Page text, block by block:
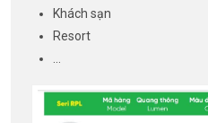
Khách sạn
Resort
…